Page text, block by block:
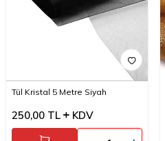
Tül Kristal 5 Metre Siyah
250,00 TL KDV